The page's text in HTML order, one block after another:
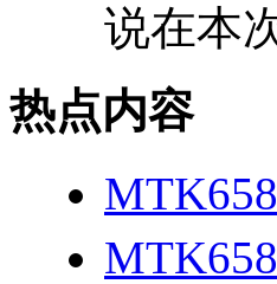
说在本
热点内容